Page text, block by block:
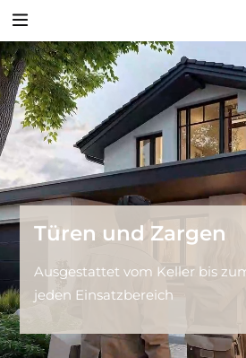
Zurück
Türen & Zargen
Wohnraumtüren
Haustüren
Türen und Zargen
Ausgestattet vom Keller bis
jeden Einsatzbereich